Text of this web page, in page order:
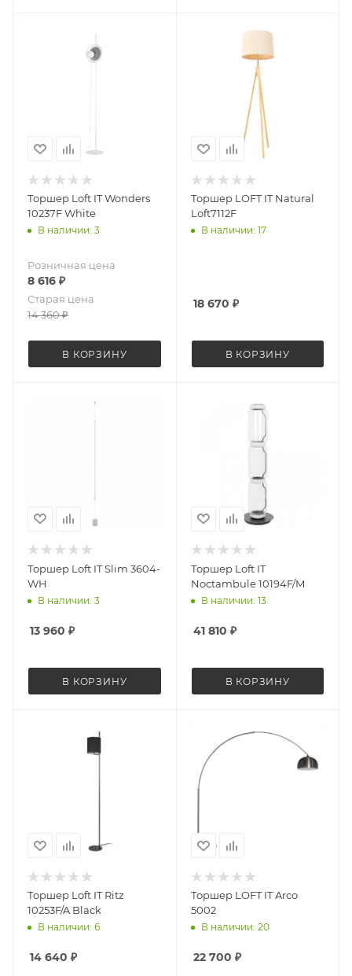
Торшер Loft IT Wonders
10237F White
В наличии: 3
Розничная цена
8 616 ₽
Старая цена
14 360₽
В КОРЗИНУ
Торшер LOFT IT Natural
Loft7112F
В наличии: 17
18 670 ₽
В КОРЗИНУ
Торшер Loft IT Slim 3604-
WH
В наличии: 3
13 960 ₽
В КОРЗИНУ
Торшер Loft IT
Noctambule 10194F/M
В наличии: 13
41 810 ₽
В КОРЗИНУ
Торшер Loft IT Ritz
10253F/A Black
В наличии: 6
14 640 ₽
Торшер LOFT IT Arco
5002
В наличии: 20
22 700 ₽